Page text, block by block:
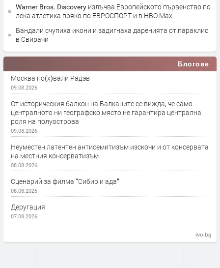
Warner Bros. Discovery излъчва Европейското първенство по
лека атлетика пряко по ЕВРОСПОРТ и в НВО Мах
Вандали счупиха икони и задигнаха даренията от параклис
в Свирачи
Блогове
Москва по(х)вали Радэв
09.08.2026
От историческия балкон на Балканите се вижда, че само
централното ни географско място не гарантира централна
роля на полуострова
09.08.2026
Неуместен латентен антисемитизъм изскочи и от консервата
на местния консерватизъм
08.08.2026
Сценарий за филма “Сибир и ада”
08.08.2026
Деругация
07.08.2026
ivo.bg